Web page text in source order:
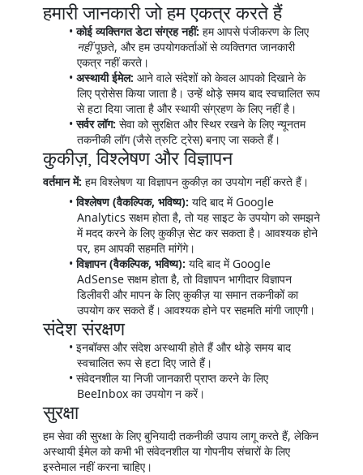
हमारी जानकारी जो हम एकत्र करते हैं
कोई व्यक्तिगत डेटा संग्रह नहीं: हम आपसे पंजीकरण के लिए
नहींपूछते, और हम उपयोगकर्ताओं से व्यक्तिगत जानकारी
एकत्र नहीं करते।
अस्थायी ईमेल: आने वाले संदेशों को केवल आपको दिखाने के
लिए प्रोसेस किया जाता है। उन्हें थोड़े समय बाद स्वचालित रूप
से हटा दिया जाता है और स्थायी संग्रहण के लिए नहीं है।
सर्वर लॉग: सेवा को सुरक्षित और स्थिर रखने के लिए न्यूनतम
तकनीकी लॉग (जैसे त्रुटि ट्रेस) बनाए जा सकते हैं।
कुकीज़, विश्लेषण और विज्ञापन
वर्तमान में: हम विश्लेषण या विज्ञापन कुकीज़ का उपयोग नहीं करते हैं।
विश्लेषण (वैकल्पिक, भविष्य): यदि बाद में Google
Analytics सक्षम होता है, तो यह साइट के उपयोग को समझने
में मदद करने के लिए कुकीज़ सेट कर सकता है। आवश्यक होने
पर, हम आपकी सहमति मांगेंगे।
विज्ञापन (वैकल्पिक, भविष्य): यदि बाद में Google
AdSense सक्षम होता है, तो विज्ञापन भागीदार विज्ञापन
डिलीवरी और मापन के लिए कुकीज़ या समान तकनीकों का
उपयोग कर सकते हैं। आवश्यक होने पर सहमति मांगी जाएगी।
संदेश संरक्षण
इनबॉक्स और संदेश अस्थायी होते हैं और थोड़े समय बाद
स्वचालित रूप से हटा दिए जाते हैं।
संवेदनशील या निजी जानकारी प्राप्त करने के लिए
BeeInbox का उपयोग न करें।
सुरक्षा
हम सेवा की सुरक्षा के लिए बुनियादी तकनीकी उपाय लागू करते हैं, लेकिन
अस्थायी ईमेल को कभी भी संवेदनशील या गोपनीय संचारों के लिए
इस्तेमाल नहीं करना चाहिए।